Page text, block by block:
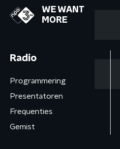
WE WANT
MORE
Radio
Programmering
Presentatoren
Frequenties
Gemist